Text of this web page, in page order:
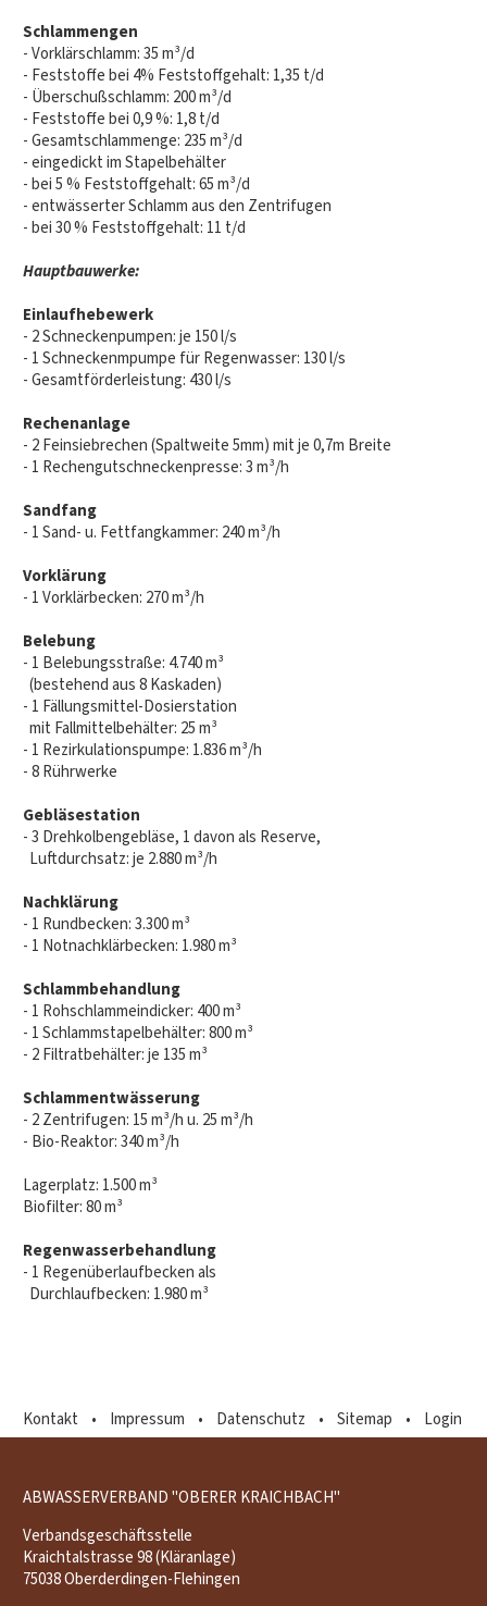
Schlammengen
- Vorklärschlamm: 35 m³/d
- Feststoffe bei 4% Feststoffgehalt: 1,35 t/d
- Überschußschlamm: 200 m³/d
- Feststoffe bei 0,9 %: 1,8 t/d
- Gesamtschlammenge: 235 m³/d
- eingedickt im Stapelbehälter
- bei 5 % Feststoffgehalt: 65 m³/d
- entwässerter Schlamm aus den Zentrifugen
- bei 30 % Feststoffgehalt: 11 t/d
Hauptbauwerke:
Einlaufhebewerk
- 2 Schneckenpumpen: je 150 l/s
- 1 Schneckenmpumpe für Regenwasser: 130 l/s
- Gesamtförderleistung: 430 l/s
Rechenanlage
- 2 Feinsiebrechen (Spaltweite 5mm) mit je 0,7m Breite
- 1 Rechengutschneckenpresse: 3 m³/h
Sandfang
- 1 Sand- u. Fettfangkammer: 240 m³/h
Vorklärung
- 1 Vorklärbecken: 270 m³/h
Belebung
- 1 Belebungsstraße: 4.740 m³
(bestehend aus 8 Kaskaden)
- 1 Fällungsmittel-Dosierstation
mit Fallmittelbehälter: 25 m³
- 1 Rezirkulationspumpe: 1.836 m³/h
- 8 Rührwerke
Gebläsestation
- 3 Drehkolbengebläse, 1 davon als Reserve,
Luftdurchsatz: je 2.880 m³/h
Nachklärung
- 1 Rundbecken: 3.300 m³
- 1 Notnachklärbecken: 1.980 m³
Schlammbehandlung
- 1 Rohschlammeindicker: 400 m³
- 1 Schlammstapelbehälter: 800 m³
- 2 Filtratbehälter: je 135 m³
Schlammentwässerung
- 2 Zentrifugen: 15 m³/h u. 25 m³/h
- Bio-Reaktor: 340 m³/h
Lagerplatz: 1.500 m³
Biofilter: 80 m³
Regenwasserbehandlung
- 1 Regenüberlaufbecken als
Durchlaufbecken: 1.980 m³
Kontakt • Impressum • Datenschutz • Sitemap • Login
ABWASSERVERBAND "OBERER KRAICHBACH"
Verbandsgeschäftsstelle
Kraichtalstrasse 98 (Kläranlage)
75038 Oberderdingen-Flehingen